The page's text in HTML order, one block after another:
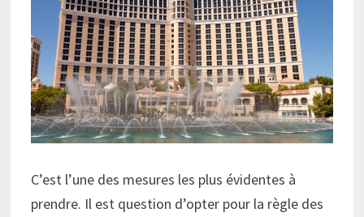
C’est l’une des mesures les plus évidentes à
prendre. Il est question d’opter pour la règle des